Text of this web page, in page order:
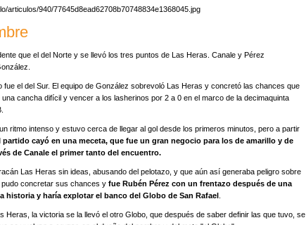
que el del Norte y se llevó los tres puntos de Las Heras. Canale y Pérez
fue el del Sur. El equipo de González sobrevoló Las Heras y concretó las chances que
cancha difícil y vencer a los lasherinos por 2 a 0 en el marco de la decimaquinta
ritmo intenso y estuvo cerca de llegar al gol desde los primeros minutos, pero a partir
partido cayó en una meceta, que fue un gran negocio para los de amarillo y de
de Canale el primer tanto del encuentro.
Las Heras sin ideas, abusando del pelotazo, y que aún así generaba peligro sobre
concretar sus chances y fue Rubén Pérez con un frentazo después de una
historia y haría explotar el banco del Globo de San Rafael
Heras, la victoria se la llevó el otro Globo, que después de saber definir las que tuvo, se